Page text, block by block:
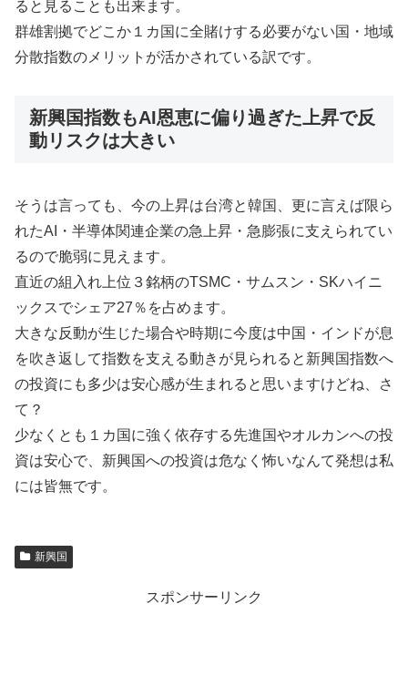
ると見ることも出来ます。
群雄割拠でどこか１カ国に全賭けする必要がない国・地域
分散指数のメリットが活かされている訳です。
新興国指数もAI恩恵に偏り過ぎた上昇で反
動リスクは大きい
そうは言っても、今の上昇は台湾と韓国、更に言えば限ら
れたAI・半導体関連企業の急上昇・急膨張に支えられてい
るので脆弱に見えます。
直近の組入れ上位３銘柄のTSMC・サムスン・SKハイニ
ックスでシェア27％を占めます。
大きな反動が生じた場合や時期に今度は中国・インドが息
を吹き返して指数を支える動きが見られると新興国指数へ
の投資にも多少は安心感が生まれると思いますけどね、さ
て？
少なくとも１カ国に強く依存する先進国やオルカンへの投
資は安心で、新興国への投資は危なく怖いなんて発想は私
には皆無です。
新興国
スポンサーリンク